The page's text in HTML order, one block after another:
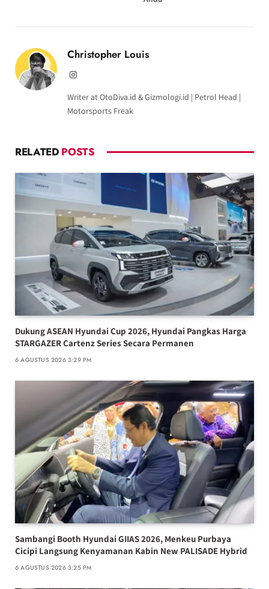
Christopher Louis
Instagram
Writer at OtoDiva.id & Gizmologi.id | Petrol Head |
Motorsports Freak
RELATED POSTS
Dukung ASEAN Hyundai Cup 2026, Hyundai Pangkas Harga
STARGAZER Cartenz Series Secara Permanen
6 AGUSTUS 2026 3:29 PM
Sambangi Booth Hyundai GIIAS 2026, Menkeu Purbaya
Cicipi Langsung Kenyamanan Kabin New PALISADE Hybrid
6 AGUSTUS 2026 3:25 PM